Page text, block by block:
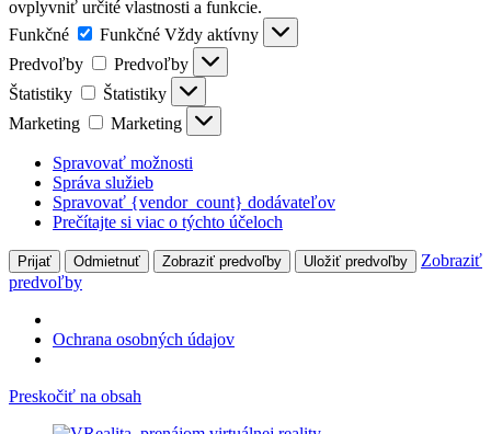
ovplyvniť určité vlastnosti a funkcie.
Funkčné
Funkčné Vždy aktívny
Predvoľby
Predvoľby
Štatistiky
Štatistiky
Marketing
Marketing
Spravovať možnosti
Správa služieb
Spravovať {vendor_count} dodávateľov
Prečítajte si viac o týchto účeloch
Prijať Odmietnuť Zobraziť predvoľby Uložiť predvoľby
Zobraziť
predvoľby
Ochrana osobných údajov
Preskočiť na obsah